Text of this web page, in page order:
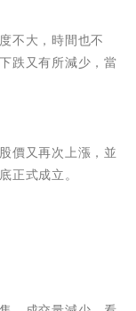
不大，時間也不
跌又有所減少，當
價又再次上漲，並
正式成立。